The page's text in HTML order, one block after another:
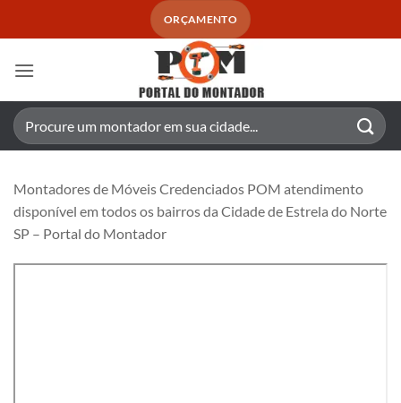
ORÇAMENTO
Pesquisar
por:
Montadores de Móveis Credenciados POM atendimento
disponível em todos os bairros da Cidade de Estrela do Norte
SP – Portal do Montador